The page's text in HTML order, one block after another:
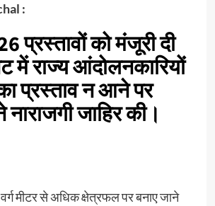
:
प्रस्तावों को मंजूरी दी
में राज्य आंदोलनकारियों
प्रस्ताव न आने पर
जाहिर की।
मीटर से अधिक क्षेत्रफल पर बनाए जाने